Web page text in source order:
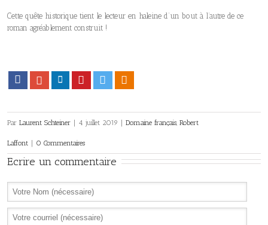
Cette quête historique tient le lecteur en haleine d’un bout à l’autre de ce
roman agréablement construit !
Facebook Google+
Par Laurent Schteiner 4 juillet 2019 Domaine français, Robert
Laffont 0 Commentaires
Ecrire un commentaire